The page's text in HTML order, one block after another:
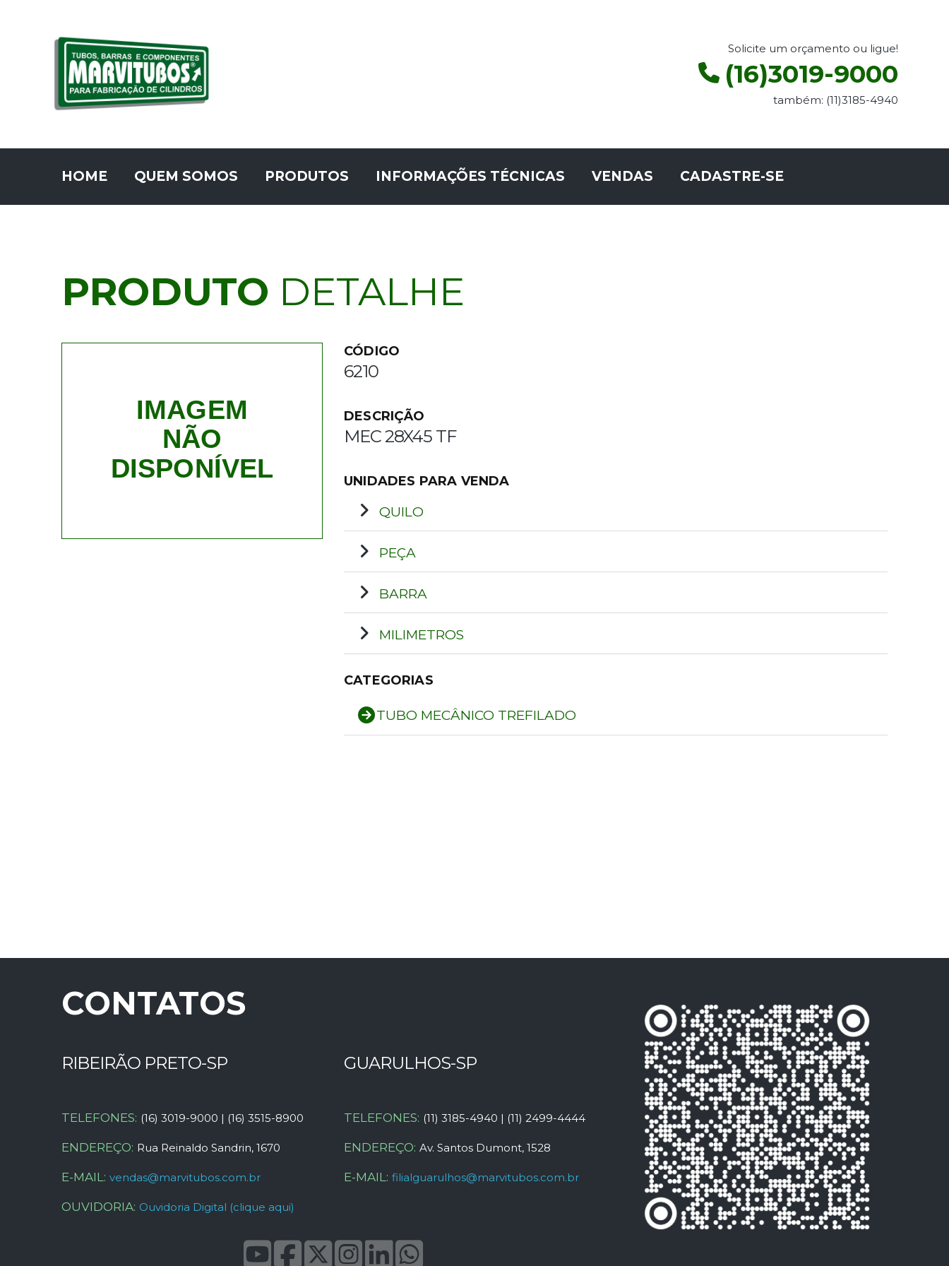
Solicite um orçamento ou ligue!
(16)3019-9000
também: (11)3185-4940
HOME QUEM SOMOS PRODUTOS INFORMAÇÕES TÉCNICAS VENDAS CADASTRE-SE
PRODUTO DETALHE
IMAGEM
NÃO
DISPONÍVEL
CÓDIGO
6210
DESCRIÇÃO
MEC 28X45 TF
UNIDADES PARA VENDA
QUILO
PEÇA
BARRA
MILIMETROS
CATEGORIAS
TUBO MECÂNICO TREFILADO
CONTATOS
RIBEIRÃO PRETO-SP
TELEFONES: (16) 3019-9000 | (16) 3515-8900
ENDEREÇO: Rua Reinaldo Sandrin, 1670
E-MAIL: vendas@marvitubos.com.br
OUVIDORIA: Ouvidoria Digital (clique aqui)
GUARULHOS-SP
TELEFONES: (11) 3185-4940 | (11) 2499-4444
ENDEREÇO: Av. Santos Dumont, 1528
E-MAIL: filialguarulhos@marvitubos.com.br